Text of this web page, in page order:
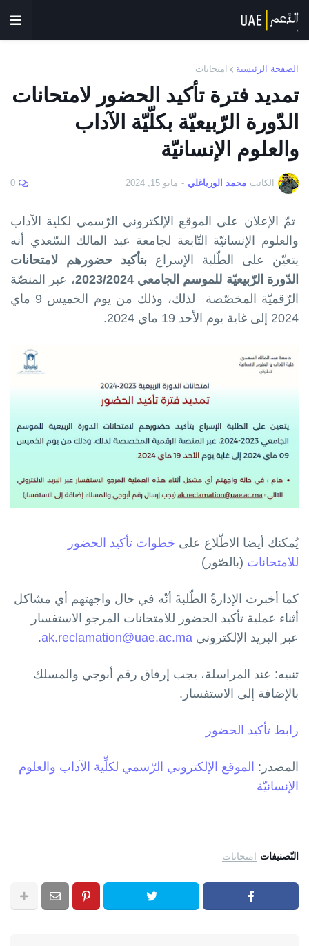
الصفحة الرئيسية امتحانات
تمديد فترة تأكيد الحضور لامتحانات
الدّورة الرّبيعيّة بكلّيّة الآداب
والعلوم الإنسانيّة
الكاتب محمد الورياغلي - مايو 15, 2024 0
تمّ الإعلان على الموقع الإلكتروني الرّسمي لكلية الآداب
والعلوم الإنسانيّة التّابعة لجامعة عبد المالك السّعدي أنه
يتعيّن على الطّلبة الإسراع بتأكيد حضورهم لامتحانات
الدّورة الرّبيعيّة للموسم الجامعي 2023/2024
، عبر المنصّة
الرّقميّة المخصّصة لذلك، وذلك من يوم الخميس 9 ماي
2024 إلى غاية يوم الأحد 19 ماي 2024.
يُمكنك أيضا الاطّلاع على خطوات تأكيد الحضور
للامتحانات (بالصّور)
كما أخبرت الإدارةُ الطّلبةَ أنّّه في حال واجهتهم أي مشاكل
أثناء عملية تأكيد الحضور للامتحانات المرجو الاستفسار
عبر البريد الإلكتروني ak.reclamation@uae.ac.ma
.
تنبيه: عند المراسلة، يجب إرفاق رقم أبوجي والمسلك
بالإضافة إلى الاستفسار.
رابط تأكيد الحضور
المصدر: الموقع الإلكتروني الرّسمي لكلِّية الآداب والعلوم
الإنسانيّة
التّصنيفات امتحانات